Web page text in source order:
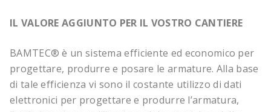
IL VALORE AGGIUNTO PER IL VOSTRO CANTIERE
BAMTEC® è un sistema efficiente ed economico per
progettare, produrre e posare le armature. Alla base
di tale efficienza vi sono il costante utilizzo di dati
elettronici per progettare e produrre l’armatura,